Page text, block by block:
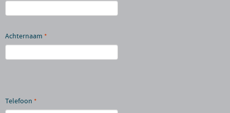
Achternaam *
Telefoon *